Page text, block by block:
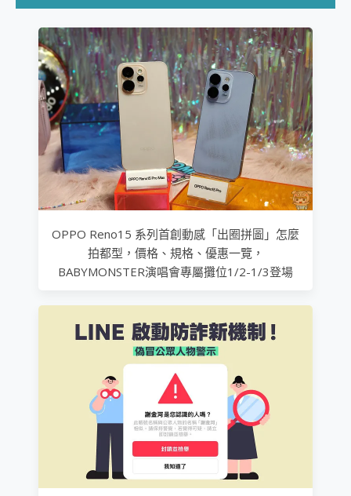
OPPO Reno15 系列首創動感「出圈拼圖」怎麼
拍都型，價格、規格、優惠一覽，
BABYMONSTER演唱會專屬攤位1/2-1/3登場